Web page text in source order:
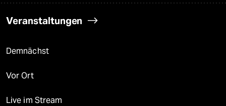
Veranstaltungen
Demnächst
Vor Ort
Live im Stream